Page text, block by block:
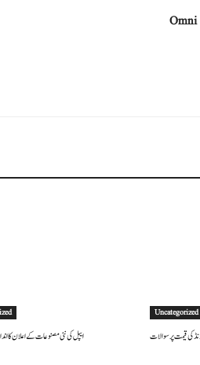
Omni
Uncategorized
ایپل کی نئی مصنوعات کے اعلان کا